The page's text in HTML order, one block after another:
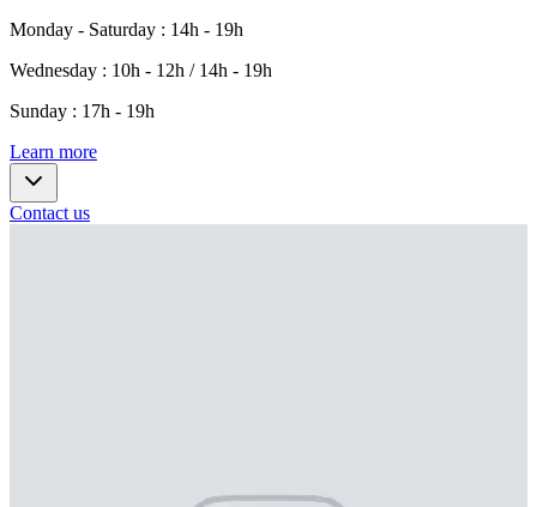
Monday - Saturday : 14h - 19h
Wednesday : 10h - 12h / 14h - 19h
Sunday : 17h - 19h
Learn more
Contact us